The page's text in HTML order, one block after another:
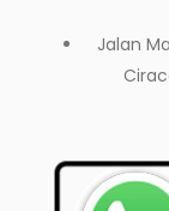
Jalan